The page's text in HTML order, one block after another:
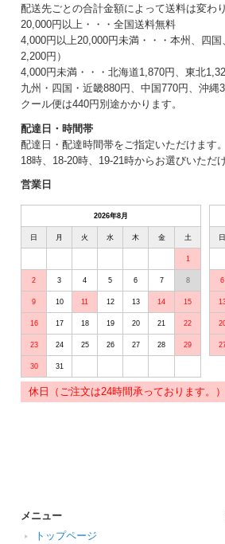
配送先ごとの合計金額によって送料は変わり
20,000円以上・・・全国送料無料
4,000円以上20,000円未満・・・本州、四
2,200円）
4,000円未満・・・北海道1,870円、東北
九州・四国・近畿880円、中国770円、沖縄
クール便は440円別途かかります。
配達日・時間帯
配達日・配達時間帯をご指定いただけます
18時、18-20時、19-21時からお選びいただけ
営業日
2026年8月
日 月 火 水 木 金 土
1
2 3 4 5 6 7 8
9 10 11 12 13 14 15
16 17 18 19 20 21 22
23 24 25 26 27 28 29
30 31
日
6
休日（ご注文は24時間承っております。）
メニュー
トップページ